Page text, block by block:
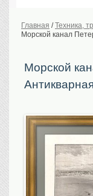
История Российской
Предметы VIP
Портреты царской
Москва
Российская
Прочие
Старинные карты
Главная /Техника,
Морской канал
Морской